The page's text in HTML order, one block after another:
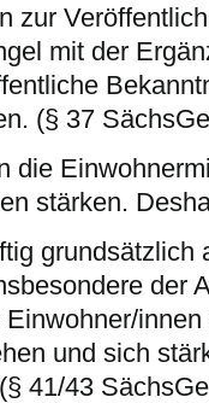
zur
mit der
(§ 37
die
stärken.
grundsätzlich
der
Einwohner/
und sich
41/43